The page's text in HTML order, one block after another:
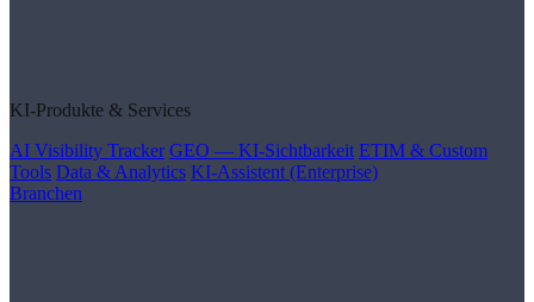
KI-Produkte & Services
AI Visibility Tracker GEO — KI-Sichtbarkeit ETIM & Custom
Tools Data & Analytics KI-Assistent (Enterprise)
Branchen